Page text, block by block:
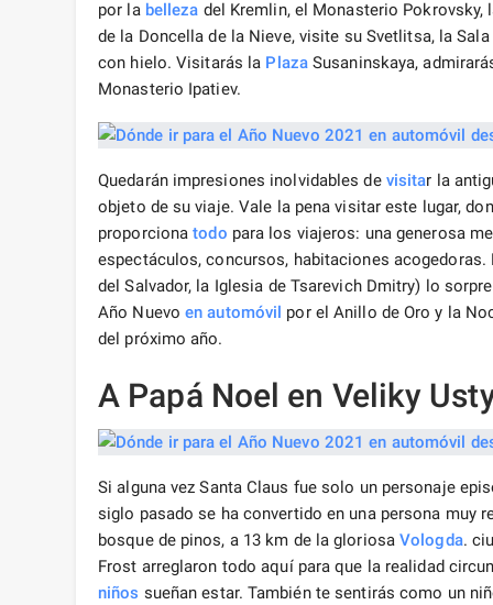
por la belleza del Kremlin, el Monasterio
de la Doncella de la Nieve, visite su Svetlitsa, la
con hielo. Visitarás la PlazaSusaninskaya,
Monasterio Ipatiev.
Quedarán impresiones inolvidables de visitar la
objeto de su viaje. Vale la pena visitar este lugar,
proporcionatodo para los viajeros: una generosa
espectáculos, concursos, habitaciones
del Salvador, la Iglesia de Tsarevich Dmitry) lo
Año Nuevo en automóvil por el Anillo de Oro y la
del próximo año.
A Papá Noel en Veliky
Si alguna vez Santa Claus fue solo un personaje
siglo pasado se ha convertido en una persona muy
bosque de pinos, a 13 km de la gloriosaVologda.
Frost arreglaron todo aquí para que la realidad
niños sueñan estar. También te sentirás como un